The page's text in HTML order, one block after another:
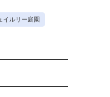
イルリー庭園